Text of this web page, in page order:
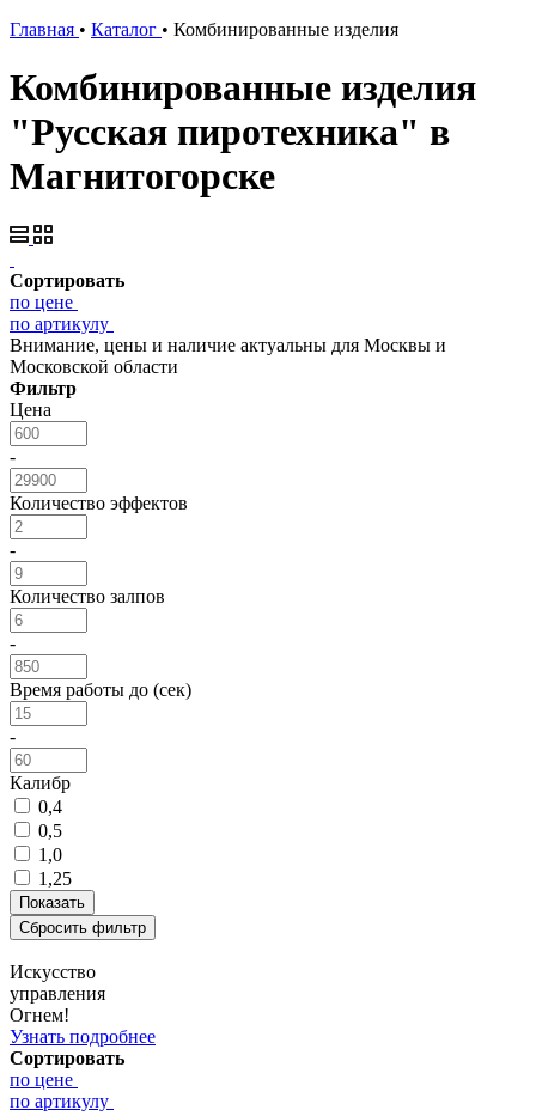
Главная • Каталог • Комбинированные изделия
Комбинированные изделия
"Русская пиротехника" в
Магнитогорске
Сортировать
по цене
по артикулу
Внимание, цены и наличие актуальны для Москвы и
Московской области
Фильтр
Цена
-
Количество эффектов
-
Количество залпов
-
Время работы до (сек)
-
Калибр
0,4
0,5
1,0
1,25
Искусство
управления
Огнем!
Узнать подробнее
Сортировать
по цене
по артикулу